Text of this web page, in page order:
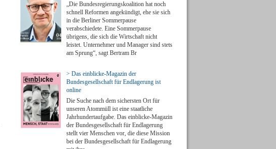
„Die Bundesregierungskoalition hat noch
schnell Reformen angekündigt, ehe sie sich
in die Berliner Sommerpause
verabschiedete. Eine Sommerpause
übrigens, die sich die Wirtschaft nicht
leistet. Unternehmer und Manager sind stets
am Sprung“, sagt Bertram Br
> Das einblicke-Magazin der
Bundesgesellschaft für Endlagerung ist
online
Die Suche nach dem sichersten Ort für
unseren Atommüll ist eine staatliche
Jahrhundertaufgabe. Das einblicke-Magazin
der Bundesgesellschaft für Endlagerung
stellt vier Menschen vor, die diese Mission
bei der Bundesgesellschaft für Endlagerung